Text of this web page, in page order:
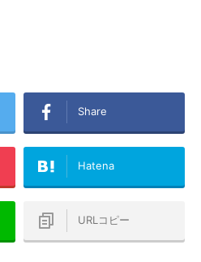
Share
Hatena
URLコピー